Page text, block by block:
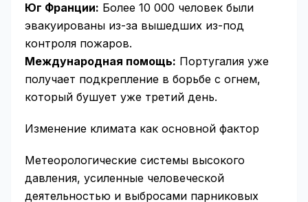
Юг Франции: Более 10 000 человек были
эвакуированы из-за вышедших из-под
контроля пожаров.
Международная помощь: Португалия уже
получает подкрепление в борьбе с огнем,
который бушует уже третий день.
Изменение климата как основной фактор
Метеорологические системы высокого
давления, усиленные человеческой
деятельностью и выбросами парниковых